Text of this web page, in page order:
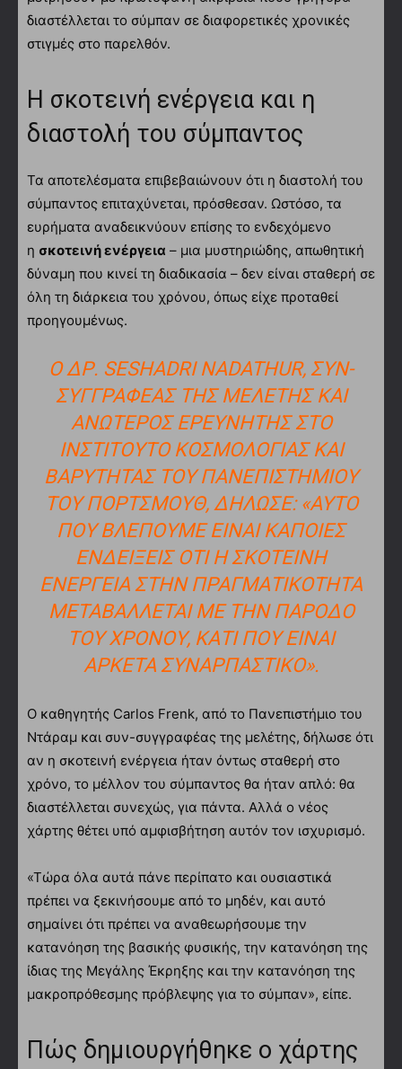
διαστέλλεται το σύμπαν σε διαφορετικές χρονικές
στιγμές στο παρελθόν.
Η σκοτεινή ενέργεια και η
διαστολή του σύμπαντος
Τα αποτελέσματα επιβεβαιώνουν ότι η διαστολή του
σύμπαντος επιταχύνεται, πρόσθεσαν. Ωστόσο, τα
ευρήματα αναδεικνύουν επίσης το ενδεχόμενο
η σκοτεινή ενέργεια – μια μυστηριώδης, απωθητική
δύναμη που κινεί τη διαδικασία – δεν είναι σταθερή σε
όλη τη διάρκεια του χρόνου, όπως είχε προταθεί
προηγουμένως.
Ο ΔΡ. SESHADRI NADATHUR, ΣΥΝ-
ΣΥΓΓΡΑΦΈΑΣ ΤΗΣ ΜΕΛΈΤΗΣ ΚΑΙ
ΑΝΏΤΕΡΟΣ ΕΡΕΥΝΗΤΉΣ ΣΤΟ
ΙΝΣΤΙΤΟΎΤΟ ΚΟΣΜΟΛΟΓΊΑΣ ΚΑΙ
ΒΑΡΎΤΗΤΑΣ ΤΟΥ ΠΑΝΕΠΙΣΤΗΜΊΟΥ
ΤΟΥ ΠΌΡΤΣΜΟΥΘ, ΔΉΛΩΣΕ: «ΑΥΤΌ
ΠΟΥ ΒΛΈΠΟΥΜΕ ΕΊΝΑΙ ΚΆΠΟΙΕΣ
ΕΝΔΕΊΞΕΙΣ ΌΤΙ Η ΣΚΟΤΕΙΝΉ
ΕΝΈΡΓΕΙΑ ΣΤΗΝ ΠΡΑΓΜΑΤΙΚΌΤΗΤΑ
ΜΕΤΑΒΆΛΛΕΤΑΙ ΜΕ ΤΗΝ ΠΆΡΟΔΟ
ΤΟΥ ΧΡΌΝΟΥ, ΚΆΤΙ ΠΟΥ ΕΊΝΑΙ
ΑΡΚΕΤΆ ΣΥΝΑΡΠΑΣΤΙΚΌ».
Ο καθηγητής Carlos Frenk, από το Πανεπιστήμιο του
Ντάραμ και συν-συγγραφέας της μελέτης, δήλωσε ότι
αν η σκοτεινή ενέργεια ήταν όντως σταθερή στο
χρόνο, το μέλλον του σύμπαντος θα ήταν απλό: θα
διαστέλλεται συνεχώς, για πάντα. Αλλά ο νέος
χάρτης θέτει υπό αμφισβήτηση αυτόν τον ισχυρισμό.
«Τώρα όλα αυτά πάνε περίπατο και ουσιαστικά
πρέπει να ξεκινήσουμε από το μηδέν, και αυτό
σημαίνει ότι πρέπει να αναθεωρήσουμε την
κατανόηση της βασικής φυσικής, την κατανόηση της
ίδιας της Μεγάλης Έκρηξης και την κατανόηση της
μακροπρόθεσμης πρόβλεψης για το σύμπαν», είπε.
Πώς δημιουργήθηκε ο χάρτης